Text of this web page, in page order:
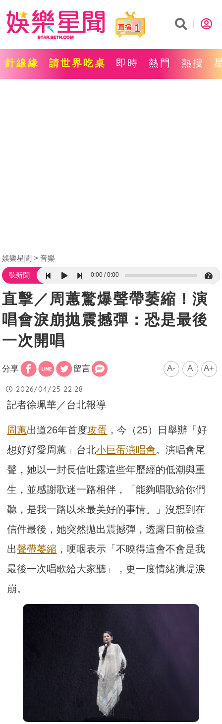
1
針線緣 請世界吃桌 即時 熱門 熱搜
娛樂星聞 音樂
聽新聞 0:00 0:00
直擊／周蕙驚爆聲帶萎縮！演
唱會淚崩拋震撼彈：恐是最後
一次開唱
分享 留言 A- A A+
2026/04/25 22:28
記者徐珮華／台北報導
周蕙出道26年首度攻蛋 ，今（25）日舉辦「好
想好好愛周蕙」台北小巨蛋演唱會。演唱會尾
聲，她以一封長信吐露這些年歷經的低潮與重
生，並感謝歌迷一路相伴，「能夠唱歌給你們
聽，是我一路以來最美好的事情。」沒想到在
信件最後，她突然拋出震撼彈，透露日前檢查
出聲帶萎縮 ，哽咽表示「不曉得這會不會是我
最後一次唱歌給大家聽」，更一度情緒潰堤淚
崩。